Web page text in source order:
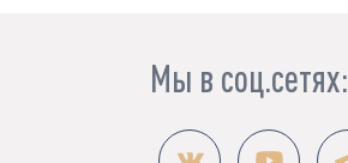
Мы в соц.сетях: